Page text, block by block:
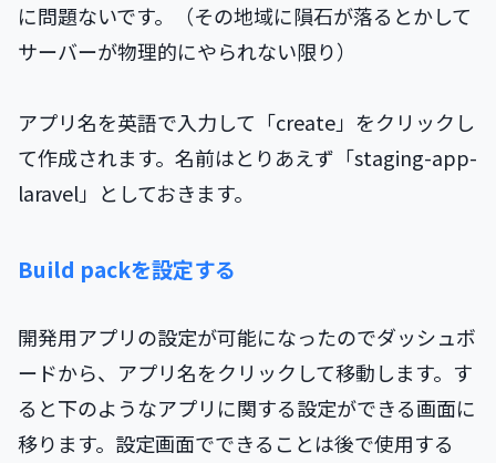
に問題ないです。（その地域に隕石が落るとかして
サーバーが物理的にやられない限り）
アプリ名を英語で入力して「create」をクリックし
て作成されます。名前はとりあえず「staging-app-
laravel」としておきます。
Build packを設定する
開発用アプリの設定が可能になったのでダッシュボ
ードから、アプリ名をクリックして移動します。す
ると下のようなアプリに関する設定ができる画面に
移ります。設定画面でできることは後で使用する